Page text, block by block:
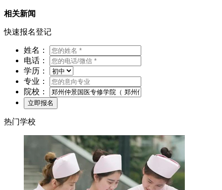
相关新闻
快速报名登记
姓名：
电话：
学历：
专业：
院校：
热门学校